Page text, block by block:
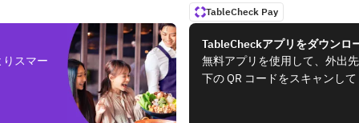
TableCheck Pay
スマー
TableCheckアプリをダウンロ
無料アプリを使用して、外出
下の QR コードをスキャンし